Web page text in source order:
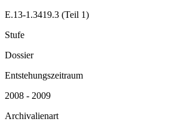
E.13-1.3419.3 (Teil 1)
Stufe
Dossier
Entstehungszeitraum
2008 - 2009
Archivalienart